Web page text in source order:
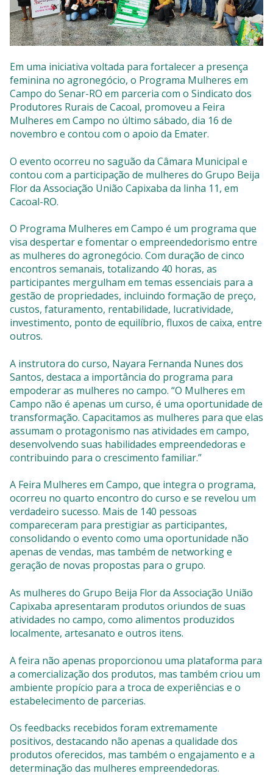
Gerador Senha
Solicitações LGPD
Em uma iniciativa voltada para fortalecer a presença
feminina no agronegócio, o Programa Mulheres em
Campo do Senar-RO em parceria com o Sindicato dos
Produtores Rurais de Cacoal, promoveu a Feira
Mulheres em Campo no último sábado, dia 16 de
novembro e contou com o apoio da Emater.
O evento ocorreu no saguão da Câmara Municipal e
contou com a participação de mulheres do Grupo Beija
Flor da Associação União Capixaba da linha 11, em
Cacoal-RO.
O Programa Mulheres em Campo é um programa que
visa despertar e fomentar o empreendedorismo entre
as mulheres do agronegócio. Com duração de cinco
encontros semanais, totalizando 40 horas, as
participantes mergulham em temas essenciais para a
gestão de propriedades, incluindo formação de preço,
custos, faturamento, rentabilidade, lucratividade,
investimento, ponto de equilíbrio, fluxos de caixa, entre
outros.
A instrutora do curso, Nayara Fernanda Nunes dos
Santos, destaca a importância do programa para
empoderar as mulheres no campo. “O Mulheres em
Campo não é apenas um curso, é uma oportunidade de
transformação. Capacitamos as mulheres para que elas
assumam o protagonismo nas atividades em campo,
desenvolvendo suas habilidades empreendedoras e
contribuindo para o crescimento familiar.”
A Feira Mulheres em Campo, que integra o programa,
ocorreu no quarto encontro do curso e se revelou um
verdadeiro sucesso. Mais de 140 pessoas
compareceram para prestigiar as participantes,
consolidando o evento como uma oportunidade não
apenas de vendas, mas também de networking e
geração de novas propostas para o grupo.
As mulheres do Grupo Beija Flor da Associação União
Capixaba apresentaram produtos oriundos de suas
atividades no campo, como alimentos produzidos
localmente, artesanato e outros itens.
A feira não apenas proporcionou uma plataforma para
a comercialização dos produtos, mas também criou um
ambiente propício para a troca de experiências e o
estabelecimento de parcerias.
Os feedbacks recebidos foram extremamente
positivos, destacando não apenas a qualidade dos
produtos oferecidos, mas também o engajamento e a
determinação das mulheres empreendedoras.